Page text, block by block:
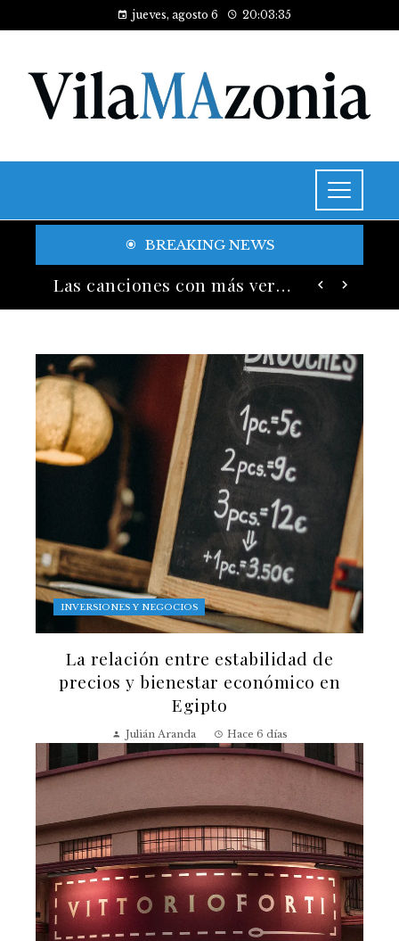
jueves, agosto 6 20:03:37
BREAKING NEWS
Las canciones con más versiones registradas en la industria musical
INVERSIONES Y NEGOCIOS
La relación entre estabilidad de
precios y bienestar económico en
Egipto
Julián Aranda Hace 6 días